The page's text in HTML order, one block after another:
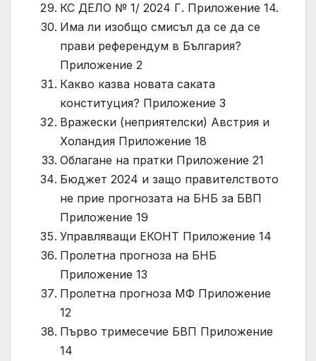
КС ДЕЛО № 1/ 2024 Г. Приложение 14.
Има ли изобщо смисъл да се да се
прави референдум в България?
Приложение 2
Какво казва новата саката
конституция? Приложение 3
Вражески (неприятелски) Австрия и
Холандия Приложение 18
Облагане на пратки Приложение 21
Бюджет 2024 и защо правителството
не прие прогнозата на БНБ за БВП
Приложение 19
Управляващи ЕКОНТ Приложение 14
Пролетна прогноза на БНБ
Приложение 13
Пролетна прогноза МФ Приложение
12
Първо тримесечие БВП Приложение
14